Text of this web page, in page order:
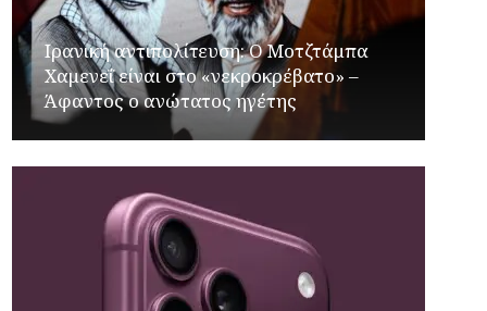
Ιρανική αντιπολίτευση: Ο Μοτζτάμπα
Χαμενεΐ είναι στο «νεκροκρέβατο» –
Άφαντος ο ανώτατος ηγέτης